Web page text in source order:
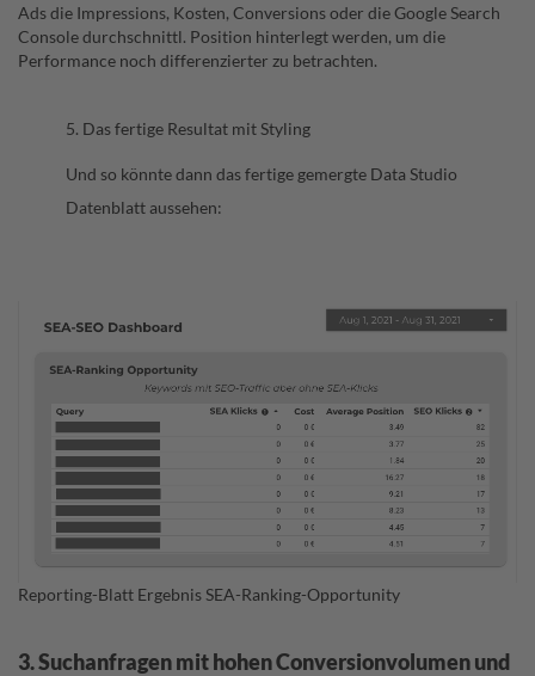
Ads die Impressions, Kosten, Conversions oder die Google Search
Console durchschnittl. Position hinterlegt werden, um die
Performance noch differenzierter zu betrachten.
5. Das fertige Resultat mit Styling
Und so könnte dann das fertige gemergte Data Studio
Datenblatt aussehen:
Reporting-Blatt Ergebnis SEA-Ranking-Opportunity
3. Suchanfragen mit hohen Conversionvolumen und